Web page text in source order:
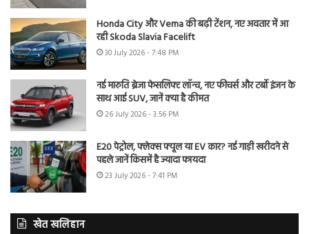
Honda City और Verna की बढ़ी टेंशन, नए अवतार में आ
रही Skoda Slavia Facelift
30 July 2026 - 7:48 PM
नई मारुति ब्रेजा फेसलिफ्ट लॉन्च, नए फीचर्स और टर्बो इंजन के
साथ आई SUV, जानें क्या है कीमत
26 July 2026 - 3:56 PM
E20 पेट्रोल, फ्लेक्स फ्यूल या EV कार? नई गाड़ी खरीदने से
पहले जानें किसमें है ज्यादा फायदा
23 July 2026 - 7:41 PM
खेत खलिहान